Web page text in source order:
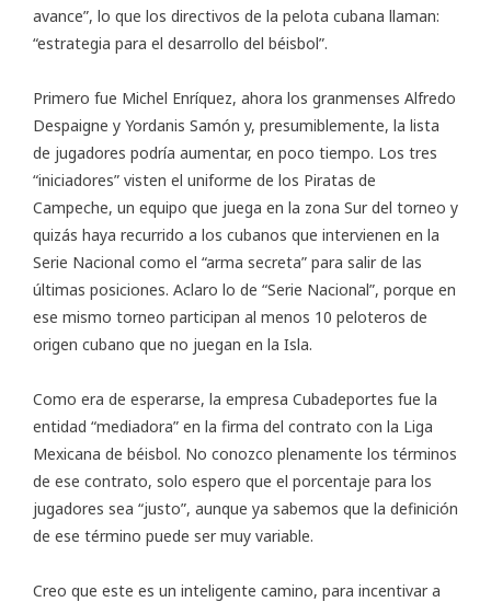
avance”, lo que los directivos de la pelota cubana llaman:
“estrategia para el desarrollo del béisbol”.
Primero fue Michel Enríquez, ahora los granmenses Alfredo
Despaigne y Yordanis Samón y, presumiblemente, la lista
de jugadores podría aumentar, en poco tiempo. Los tres
“iniciadores” visten el uniforme de los Piratas de
Campeche, un equipo que juega en la zona Sur del torneo y
quizás haya recurrido a los cubanos que intervienen en la
Serie Nacional como el “arma secreta” para salir de las
últimas posiciones. Aclaro lo de “Serie Nacional”, porque en
ese mismo torneo participan al menos 10 peloteros de
origen cubano que no juegan en la Isla.
Como era de esperarse, la empresa Cubadeportes fue la
entidad “mediadora” en la firma del contrato con la Liga
Mexicana de béisbol. No conozco plenamente los términos
de ese contrato, solo espero que el porcentaje para los
jugadores sea “justo”, aunque ya sabemos que la definición
de ese término puede ser muy variable.
Creo que este es un inteligente camino, para incentivar a